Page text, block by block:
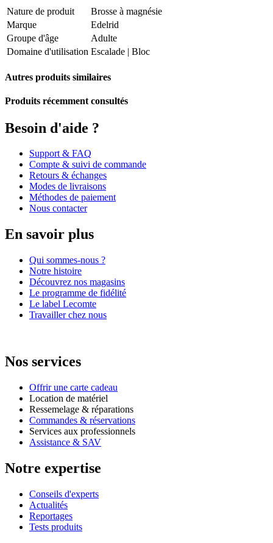
Nature de produit
Brosse à magnésie
Marque
Edelrid
Groupe d'âge
Adulte
Domaine d'utilisation Escalade | Bloc
Autres produits similaires
Produits récemment consultés
Besoin d'aide ?
Support & FAQ
Compte & suivi de commande
Retours & échanges
Modes de livraisons
Méthodes de paiement
Nous contacter
En savoir plus
Qui sommes-nous ?
Notre histoire
Découvrez nos magasins
Le programme de fidélité
Le label Lecomte
Travailler chez nous
Nos services
Offrir une carte cadeau
Location de matériel
Ressemelage & réparations
Commandes & réservations
Services aux professionnels
Assistance & SAV
Notre expertise
Conseils d'experts
Actualités
Reportages
Tests produits